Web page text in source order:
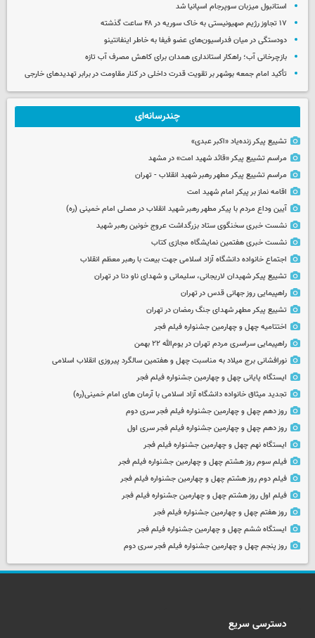
استانبول میزبان سوپرجام اسپانیا شد
۱۷ تجاوز رژیم صهیونیستی به خاک سوریه در ۴۸ ساعت گذشته
دودستگی در میان فدراسیون‌های عضو فیفا به خاطر اینفانتینو
بازچرخانی آب؛ راهکار استانداری همدان برای کاهش مصرف آب تازه
تأکید امام جمعه بوشهر بر تقویت قدرت داخلی در کنار مقاومت در برابر تهدیدهای خارجی
چندرسانه‌ای
تشییع پیکر زنده‌یاد «اکبر عبدی»
مراسم تشییع پیکر «قائد شهید امت» در مشهد
مراسم تشییع پیکر مطهر رهبر شهید انقلاب - تهران
اقامه نماز بر پیکر امام شهید امت
آیین وداع مردم با پیکر مطهر رهبر شهید انقلاب در مصلی امام خمینی (ره)
نشست خبری سخنگوی ستاد بزرگداشت عروج خونین رهبر شهید
نشست خبری هفتمین نمایشگاه مجازی کتاب
اجتماع خانواده دانشگاه آزاد اسلامی جهت بیعت با رهبر معظم انقلاب
تشییع پیکر شهیدان لاریجانی، سلیمانی و شهدای ناو دنا در تهران
راهپیمایی روز جهانی قدس در تهران
تشییع پیکر مطهر شهدای جنگ رمضان در تهران
اختتامیه چهل و چهارمین جشنواره فیلم فجر
راهپیمایی سراسری مردم تهران در یوم‌الله ۲۲ بهمن
نورافشانی برج میلاد به مناسبت چهل‌ و هفتمین سالگرد پیروزی انقلاب اسلامی
ایستگاه پایانی چهل و چهارمین جشنواره فیلم فجر
تجدید میثاق خانواده دانشگاه آزاد اسلامی با آرمان های امام خمینی(ره)
روز دهم چهل و چهارمین جشنواره فیلم فجر سری دوم
روز دهم چهل و چهارمین جشنواره فیلم فجر سری اول
ایستگاه نهم چهل و چهارمین جشنواره فیلم فجر
فیلم سوم روز هشتم چهل و چهارمین جشنواره فیلم فجر
فیلم دوم روز هشتم چهل و چهارمین جشنواره فیلم فجر
فیلم اول روز هشتم چهل و چهارمین جشنواره فیلم فجر
روز هفتم چهل و چهارمین جشنواره فیلم فجر
ایستگاه ششم چهل و چهارمین جشنواره فیلم فجر
روز پنجم چهل و چهارمین جشنواره فیلم فجر سری دوم
دسترسی سریع